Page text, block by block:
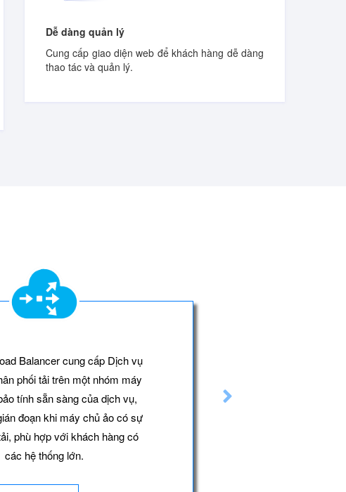
Dễ dàng quản lý
Cung cấp giao diện web để khách hàng dễ dàng
thao tác và quản lý.
Balancer cung cấp Dịch vụ
phối tải trên một nhóm máy
tính sẵn sàng của dịch vụ,
đoạn khi máy chủ ảo có sự
phù hợp với khách hàng có
các hệ thống lớn.